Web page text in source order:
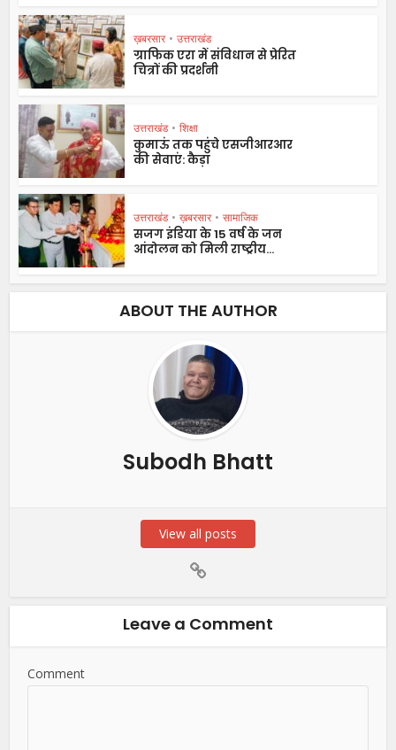
ख़बरसार • उत्तराखंड
ग्राफिक एरा में संविधान से प्रेरित
चित्रों की प्रदर्शनी
उत्तराखंड • शिक्षा
कुमाऊं तक पहुंचे एसजीआरआर
की सेवाएं: कैड़ा
उत्तराखंड • ख़बरसार • सामाजिक
सजग इंडिया के 15 वर्ष के जन
आंदोलन को मिली राष्ट्रीय...
ABOUT THE AUTHOR
Subodh Bhatt
View all posts
Leave a Comment
Comment